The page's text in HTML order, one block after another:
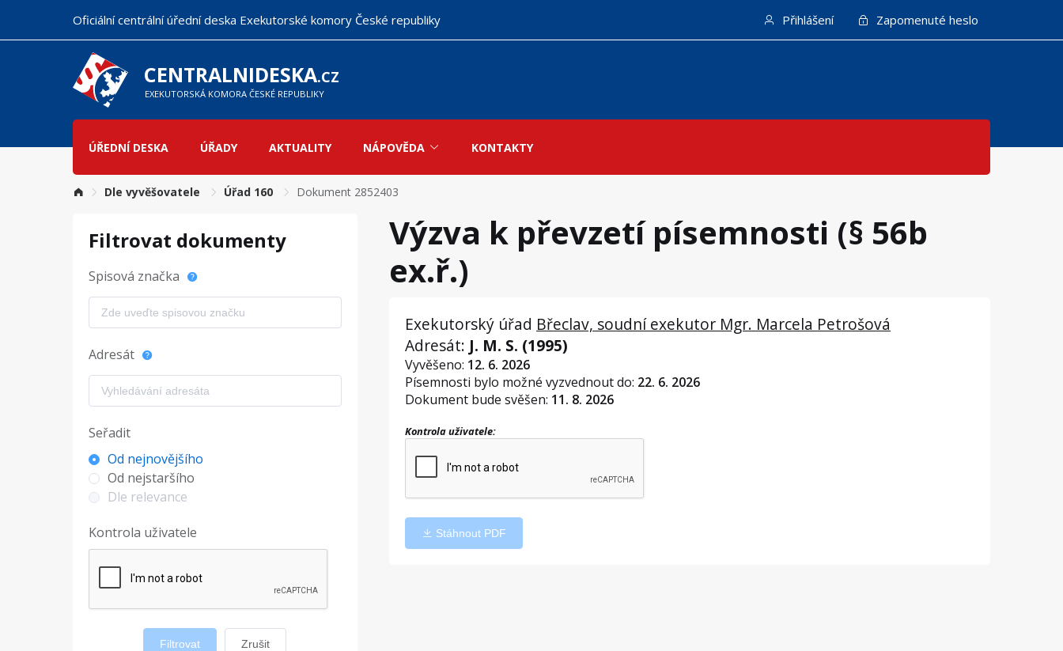
hlavnímu
Oficiální centrální úřední deska Exekutorské komory České republiky Přihlášení Zapomenuté heslo
CENTRALNIDESKA.CZ
EXEKUTORSKÁ KOMORA ČESKÉ REPUBLIKY
Hlavní
navigace
ÚŘEDNÍ DESKA ÚŘADY AKTUALITY NÁPOVĚDA KONTAKTY
Dle vyvěšovatele Úřad 160 Dokument 2852403
Filtrovat dokumenty
Spisová značka
Adresát
Seřadit
Od nejnovějšího
Od nejstaršího
Dle relevance
Kontrola uživatele
Filtrovat Zrušit
Výzva k převzetí písemnosti (§ 56b
ex.ř.)
Exekutorský úřad Břeclav, soudní exekutor Mgr. Marcela Petrošová
Adresát: J. M. S. (1995)
Vyvěšeno: 12. 6. 2026
Písemnosti bylo možné vyzvednout do: 22. 6. 2026
Dokument bude svěšen: 11. 8. 2026
Kontrola uživatele:
Stáhnout PDF